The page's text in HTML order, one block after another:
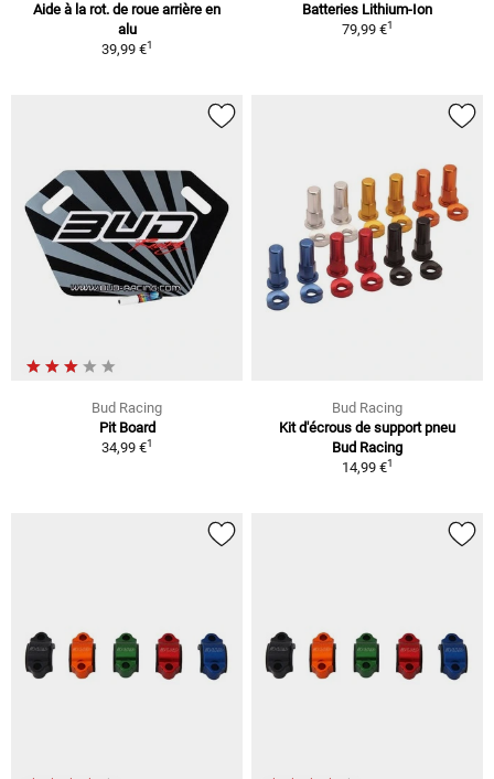
Aide à la rot. de roue arrière en
alu
39,99 €1
Batteries Lithium-Ion
79,99 €1
Bud Racing
Pit Board
34,99 €1
Bud Racing
Kit d'écrous de support pneu
Bud Racing
14,99 €1